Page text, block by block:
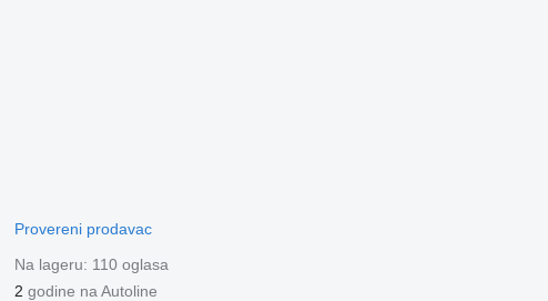
Provereni prodavac
Na lageru: 110 oglasa
2 godine na Autoline